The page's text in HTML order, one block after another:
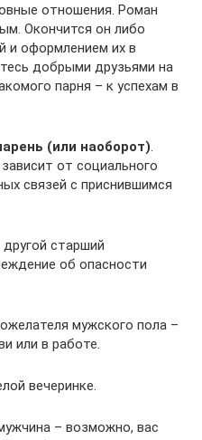
отношения. Роман
Окончится он либо
и оформлением их в
добрыми друзьями на
парня – к успехам в
(или наоборот)
от социального
связей с приснившимся
старший
об опасности
мужского пола –
или в работе.
вечеринке.
– возможно, вас